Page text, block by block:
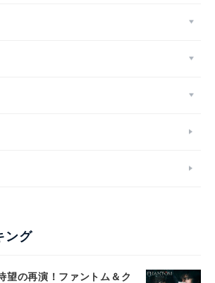
ング
望の再演！ファントム＆ク